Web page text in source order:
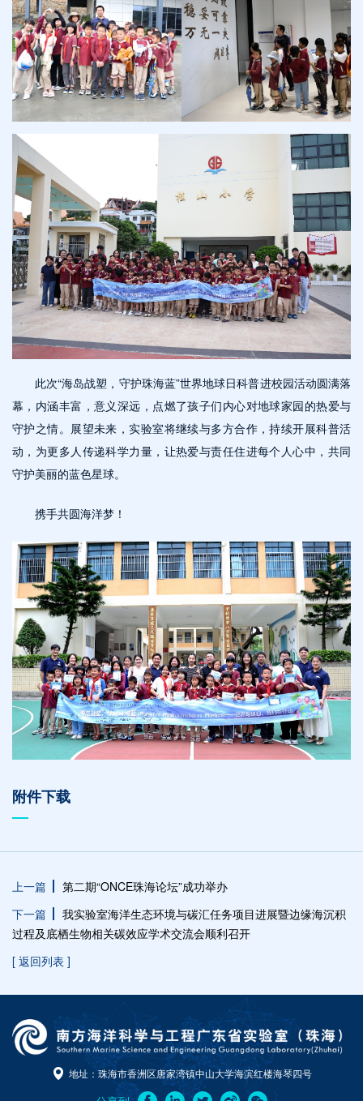
此次“海岛战塑，守护珠海蓝”世界地球日科普进校园活动圆满落
幕，内涵丰富，意义深远，点燃了孩子们内心对地球家园的热爱与
守护之情。展望未来，实验室将继续与多方合作，持续开展科普活
动，为更多人传递科学力量，让热爱与责任住进每个人心中，共同
守护美丽的蓝色星球。
携手共圆海洋梦！
附件下载
上一篇
第二期“ONCE珠海论坛”成功举办
下一篇
我实验室海洋生态环境与碳汇任务项目进展暨边缘海沉积
过程及底栖生物相关碳效应学术交流会顺利召开
[ 返回列表 ]
地址：珠海市香洲区唐家湾镇中山大学海滨红楼海琴四号